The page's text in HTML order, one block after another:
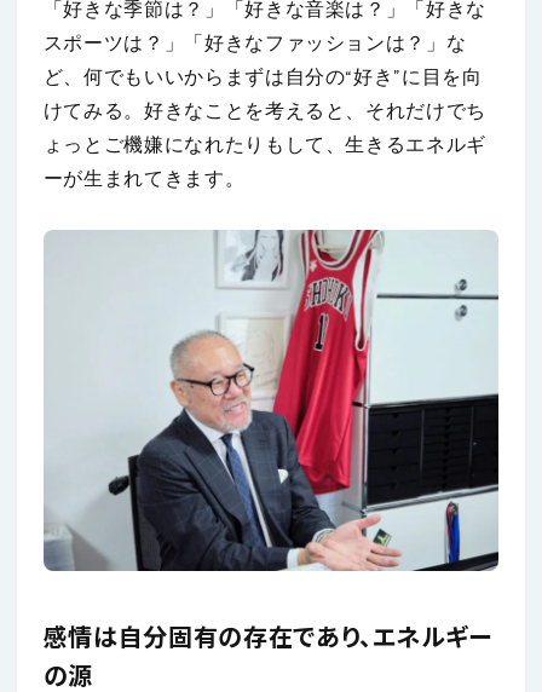
「好きな季節は？」「好きな音楽は？」「好きな
スポーツは？」「好きなファッションは？」な
ど、何でもいいからまずは自分の“好き”に目を向
けてみる。好きなことを考えると、それだけでち
ょっとご機嫌になれたりもして、生きるエネルギ
ーが生まれてきます。
感情は自分固有の存在であり、エネルギー
の源